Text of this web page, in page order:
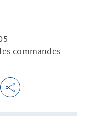
commandes